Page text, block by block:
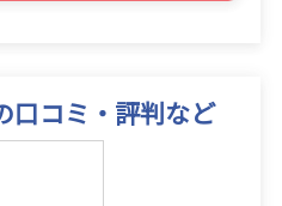
口コミ・評判など